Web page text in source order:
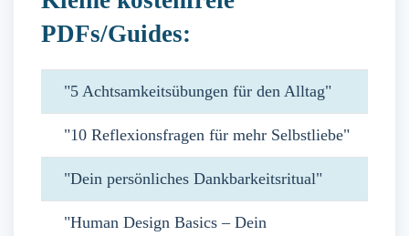
PDFs/Guides:
"5 Achtsamkeitsübungen für den Alltag"
"10 Reflexionsfragen für mehr Selbstliebe"
"Dein persönliches Dankbarkeitsritual"
"Human Design Basics – Dein